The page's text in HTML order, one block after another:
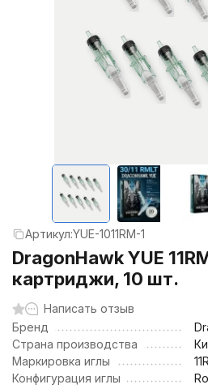
Артикул:YUE-1011RM-1
DragonHawk YUE
картриджи, 10 шт.
Написать отзыв
Бренд
Страна производства
Маркировка иглы
Конфигурация иглы